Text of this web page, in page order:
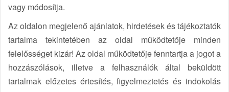
vagy módosítja.
Az oldalon megjelenő ajánlatok, hirdetések és tájékoztatók
tartalma tekintetében az oldal működtetője minden
felelősséget kizár! Az oldal működtetője fenntartja a jogot a
hozzászólások, illetve a felhasználók által beküldött
tartalmak előzetes értesítés, figyelmeztetés és indokolás